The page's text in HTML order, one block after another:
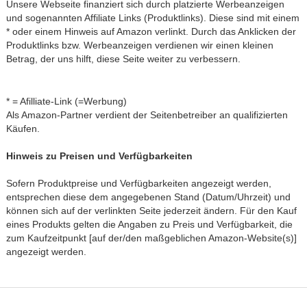
Unsere Webseite finanziert sich durch platzierte Werbeanzeigen
und sogenannten Affiliate Links (Produktlinks). Diese sind mit einem
* oder einem Hinweis auf Amazon verlinkt. Durch das Anklicken der
Produktlinks bzw. Werbeanzeigen verdienen wir einen kleinen
Betrag, der uns hilft, diese Seite weiter zu verbessern.
* = Afilliate-Link (=Werbung)
Als Amazon-Partner verdient der Seitenbetreiber an qualifizierten
Käufen.
Hinweis zu Preisen und Verfügbarkeiten
Sofern Produktpreise und Verfügbarkeiten angezeigt werden,
entsprechen diese dem angegebenen Stand (Datum/Uhrzeit) und
können sich auf der verlinkten Seite jederzeit ändern. Für den Kauf
eines Produkts gelten die Angaben zu Preis und Verfügbarkeit, die
zum Kaufzeitpunkt [auf der/den maßgeblichen Amazon-Website(s)]
angezeigt werden.